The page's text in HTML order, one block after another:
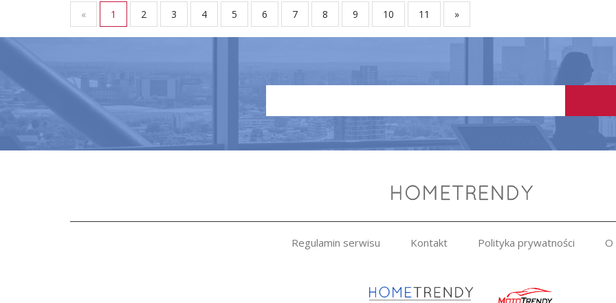
« 1 2 3 4 5 6 7 8 9 10 11 »
Regulamin serwisu Kontakt Polityka prywatności O